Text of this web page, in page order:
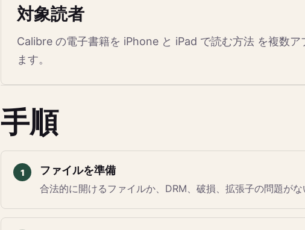
対象読者
Calibre の電子書籍を iPhone と iPad で読む方法 を複数ア
ます。
手順
ファイルを準備
合法的に開けるファイルか、DRM、破損、拡張子の問題がな